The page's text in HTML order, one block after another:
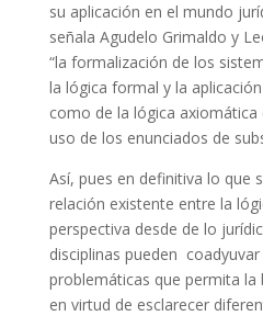
su aplicación en el mundo
señala Agudelo Grimaldo y
“la formalización de los
la lógica formal y la
como de la lógica axiomática
uso de los enunciados de
Así, pues en definitiva lo que
relación existente entre la
perspectiva desde de lo
disciplinas pueden
problemáticas que permita la
en virtud de esclarecer